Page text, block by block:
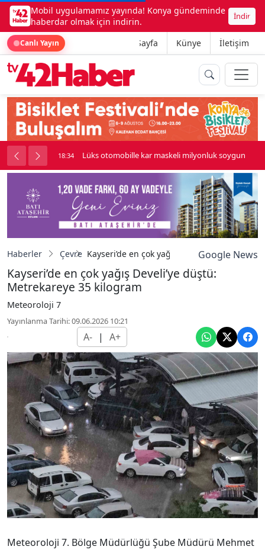
Mobil uygulamamız yayında! Konya gündeminde
haberdar olmak için indirin.
İndir
Canlı Yayın Ana Sayfa Künye İletişim
milyonluk soygun 18:34 Kadınhanı'nda çok sayıda araç
Haberler Çevre Kayseri’de en çok yağış Develi’ye düştü:
Google News
Kayseri’de en çok yağış Develi’ye düştü:
Metrekareye 35 kilogram
Meteoroloji 7
Yayınlanma Tarihi: 09.06.2026 10:21
A- | A+
Meteoroloji 7. Bölge Müdürlüğü Şube Müdürü Mehmet